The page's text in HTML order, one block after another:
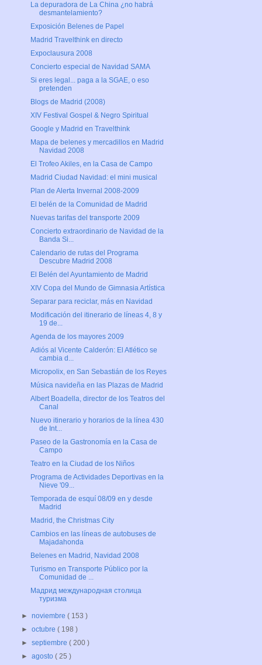
La depuradora de La China ¿no habrá
desmantelamiento?
Exposición Belenes de Papel
Madrid Travelthink en directo
Expoclausura 2008
Concierto especial de Navidad SAMA
Si eres legal... paga a la SGAE, o eso
pretenden
Blogs de Madrid (2008)
XIV Festival Gospel & Negro Spiritual
Google y Madrid en Travelthink
Mapa de belenes y mercadillos en Madrid
Navidad 2008
El Trofeo Akiles, en la Casa de Campo
Madrid Ciudad Navidad: el mini musical
Plan de Alerta Invernal 2008-2009
El belén de la Comunidad de Madrid
Nuevas tarifas del transporte 2009
Concierto extraordinario de Navidad de la
Banda Si...
Calendario de rutas del Programa
Descubre Madrid 2008
El Belén del Ayuntamiento de Madrid
XIV Copa del Mundo de Gimnasia Artística
Separar para reciclar, más en Navidad
Modificación del itinerario de líneas 4, 8 y
19 de...
Agenda de los mayores 2009
Adiós al Vicente Calderón: El Atlético se
cambia d...
Micropolix, en San Sebastián de los Reyes
Música navideña en las Plazas de Madrid
Albert Boadella, director de los Teatros del
Canal
Nuevo itinerario y horarios de la línea 430
de Int...
Paseo de la Gastronomía en la Casa de
Campo
Teatro en la Ciudad de los Niños
Programa de Actividades Deportivas en la
Nieve '09...
Temporada de esquí 08/09 en y desde
Madrid
Madrid, the Christmas City
Cambios en las líneas de autobuses de
Majadahonda
Belenes en Madrid, Navidad 2008
Turismo en Transporte Público por la
Comunidad de ...
Мадрид международная столица
туризма
►noviembre( 153 )
►octubre( 198 )
►septiembre( 200 )
►agosto( 25 )